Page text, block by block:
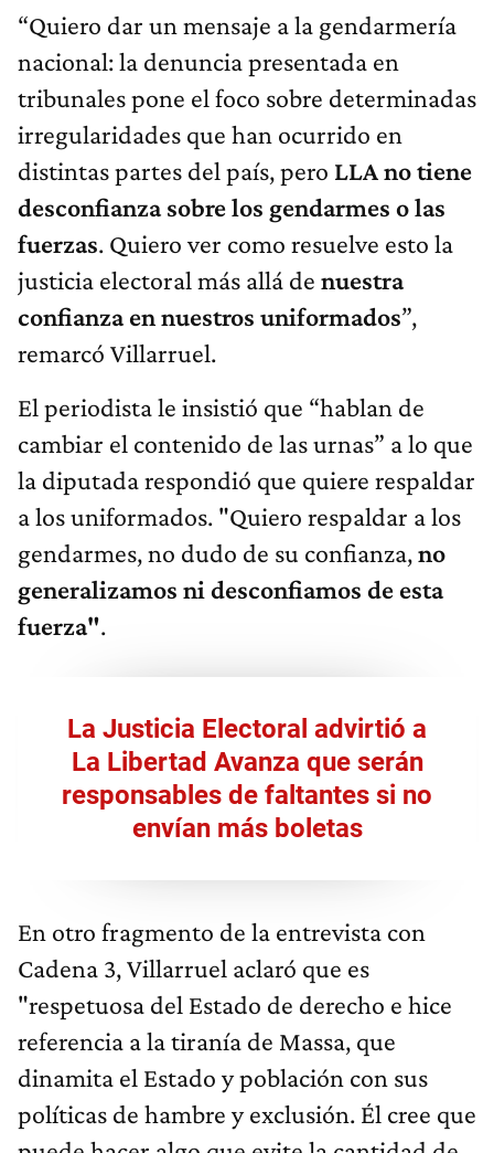
“Quiero dar un mensaje a la gendarmería
nacional: la denuncia presentada en
tribunales pone el foco sobre determinadas
irregularidades que han ocurrido en
distintas partes del país, pero LLA no tiene
desconfianza sobre los gendarmes o las
fuerzas. Quiero ver como resuelve esto la
justicia electoral más allá de nuestra
confianza en nuestros uniformados”,
remarcó Villarruel.
El periodista le insistió que “hablan de
cambiar el contenido de las urnas” a lo que
la diputada respondió que quiere respaldar
a los uniformados. "Quiero respaldar a los
gendarmes, no dudo de su confianza,no
generalizamos ni desconfiamos de esta
fuerza".
La Justicia Electoral advirtió a
La Libertad Avanza que serán
responsables de faltantes si no
envían más boletas
En otro fragmento de la entrevista con
Cadena 3, Villarruel aclaró que es
"respetuosa del Estado de derecho e hice
referencia a la tiranía de Massa, que
dinamita el Estado y población con sus
políticas de hambre y exclusión. Él cree que